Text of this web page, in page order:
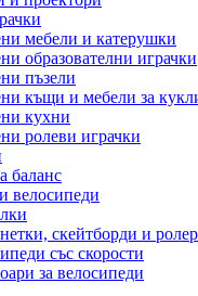
мебели и катерушки
образователни играчки
пъзели
къщи и мебели за
кухни
ролеви играчки
баланс
велосипеди
скейтборди и
със скорости
за велосипеди